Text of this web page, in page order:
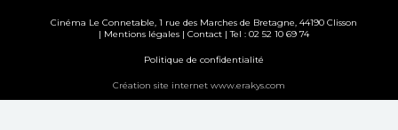
Cinéma Le Connetable, 1 rue des Marches de Bretagne, 44190 Clisson
| Mentions légales| Contact| Tel : 02 52 10 69 74
Politique de confidentialité
Création site internet www.erakys.com